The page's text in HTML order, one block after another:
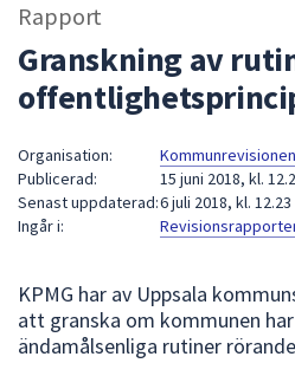
Rapport
Granskning av
Organisation:
Kommunrevisionen
Publicerad:
15 juni 2018, kl.
Senast uppdaterad:6 juli 2018, kl. 12.23
Ingår i:
KPMG har av Uppsala
att granska om kommunen
ändamålsenliga rutiner